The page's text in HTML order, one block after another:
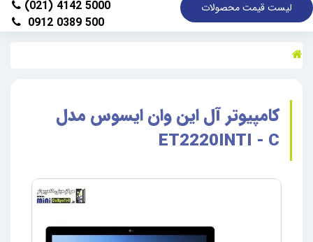
لیست قیمت محصولات
(021) 4142 5000
0912 0389 500
کامپیوتر آل این وان ایسوس مدل
ET2220INTI - C